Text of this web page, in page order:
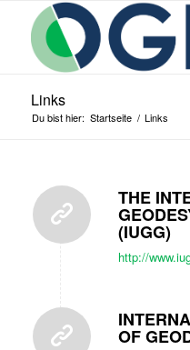
Links
Du bist hier: Startseite / Links
THE
(IUGG)
http://
OF